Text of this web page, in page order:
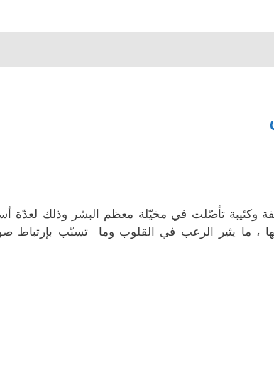
وكئيبة تأصّلت في مخيّلة معظم البشر وذلك لعدّة
، ما يثير الرعب في القلوب وما تسبّب بإرتباط